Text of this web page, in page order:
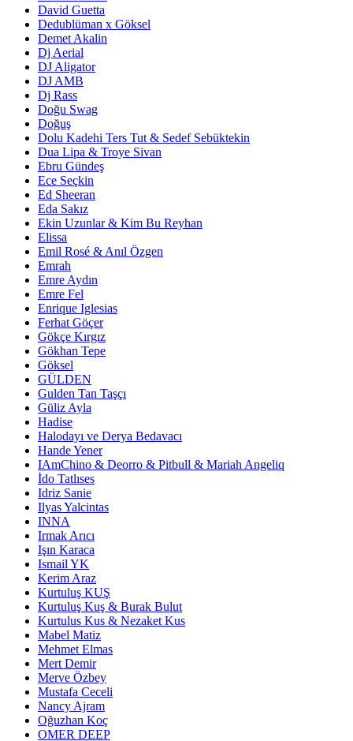
David Guetta
Dedublüman x Göksel
Demet Akalin
Dj Aerial
DJ Aligator
DJ AMB
Dj Rass
Doğu Swag
Doğuş
Dolu Kadehi Ters Tut & Sedef Sebüktekin
Dua Lipa & Troye Sivan
Ebru Gündeş
Ece Seçkin
Ed Sheeran
Eda Sakız
Ekin Uzunlar & Kim Bu Reyhan
Elissa
Emil Rosé & Anıl Özgen
Emrah
Emre Aydın
Emre Fel
Enrique Iglesias
Ferhat Göçer
Gökçe Kırgız
Gökhan Tepe
Göksel
GÜLDEN
Gulden Tan Taşçı
Güliz Ayla
Hadise
Halodayı ve Derya Bedavacı
Hande Yener
IAmChino & Deorro & Pitbull & Mariah Angeliq
İdo Tatlıses
Idriz Sanie
Ilyas Yalcintas
INNA
Irmak Arıcı
Işın Karaca
Ismail YK
Kerim Araz
Kurtuluş KUŞ
Kurtuluş Kuş & Burak Bulut
Kurtulus Kus & Nezaket Kus
Mabel Matiz
Mehmet Elmas
Mert Demir
Merve Özbey
Mustafa Ceceli
Nancy Ajram
Oğuzhan Koç
OMER DEEP